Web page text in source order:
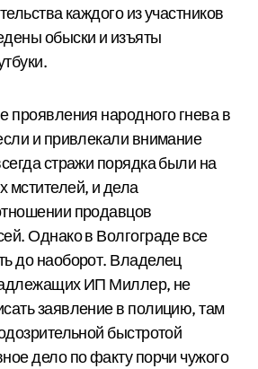
каждого из участников
обыски и изъяты
проявления народного гнева в
и привлекали внимание
стражи порядка были на
мстителей, и дела
продавцов
Однако в Волгограде все
до наоборот. Владелец
ИП Миллер, не
заявление в полицию, там
быстротой
дело по факту порчи чужого